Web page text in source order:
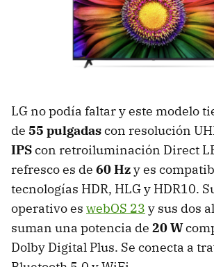
LG no podía faltar y este modelo
de 55 pulgadascon resolución
IPScon retroiluminación Direct
refresco es de 60 Hzy es
tecnologías HDR, HLG y HDR10.
operativo es webOS 23 y sus dos
suman una potencia de 20 W
Dolby Digital Plus. Se conecta a